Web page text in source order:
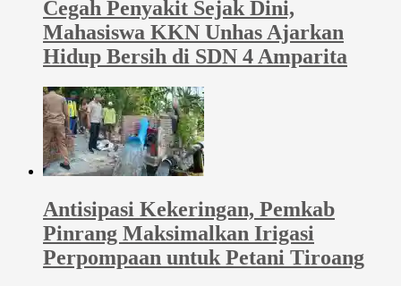
Cegah Penyakit Sejak Dini,
Mahasiswa KKN Unhas Ajarkan
Hidup Bersih di SDN 4 Amparita
Antisipasi Kekeringan, Pemkab
Pinrang Maksimalkan Irigasi
Perpompaan untuk Petani Tiroang